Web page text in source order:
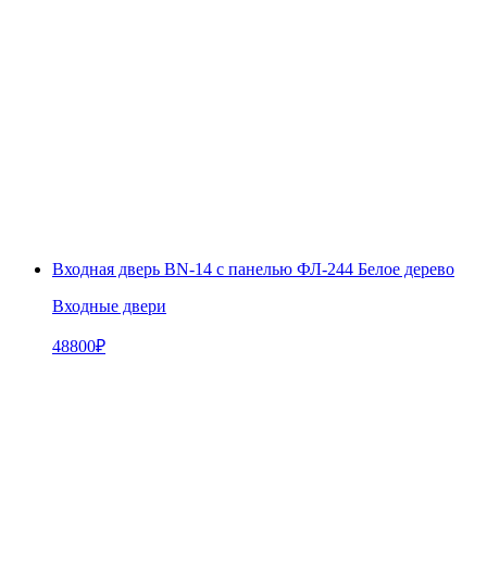
Входная дверь BN-14 с панелью ФЛ-244 Белое дерево
Входные двери
48800₽